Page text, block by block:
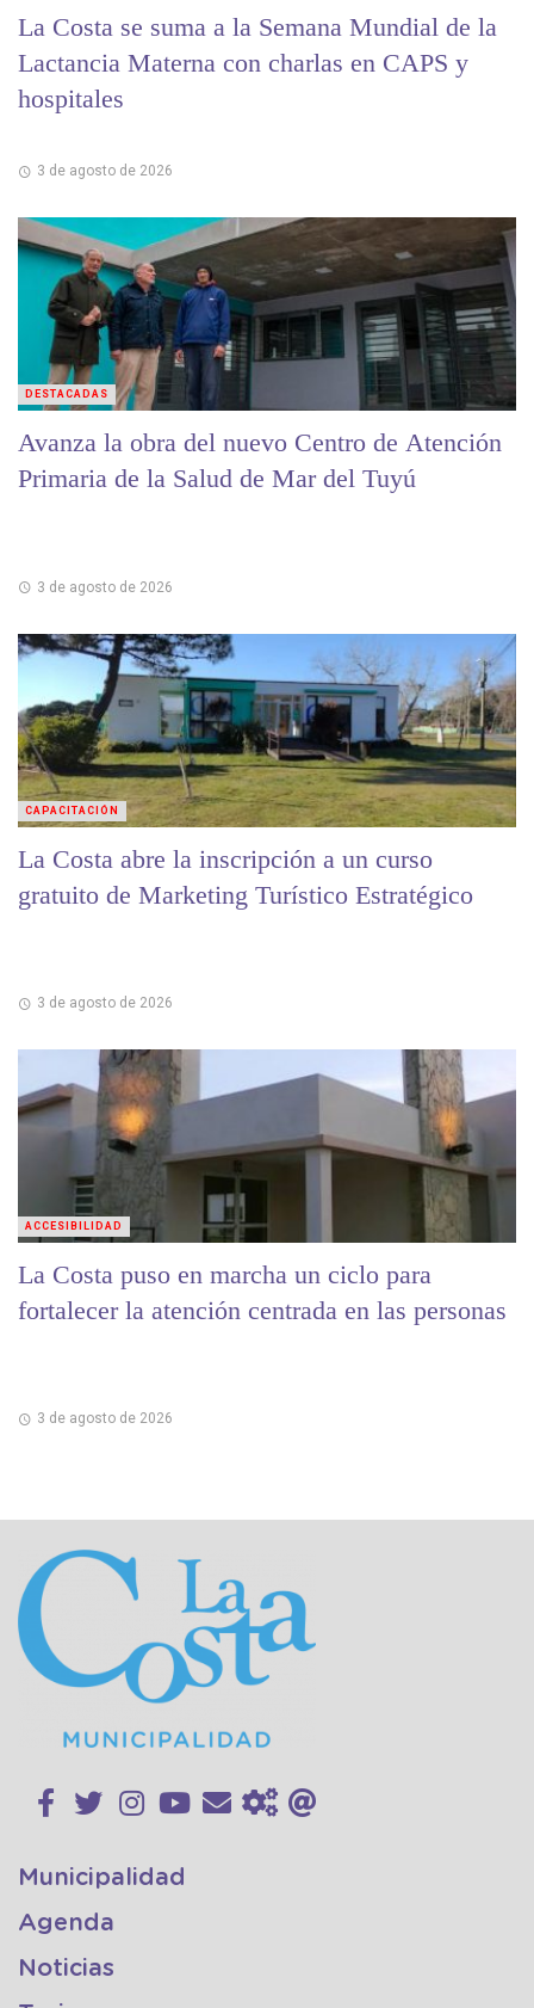
La Costa se suma a la Semana Mundial de la
Lactancia Materna con charlas en CAPS y
hospitales
3 de agosto de 2026
Avanza la obra del nuevo Centro de Atención
Primaria de la Salud de Mar del Tuyú
3 de agosto de 2026
DESTACADAS
La Costa abre la inscripción a un curso
gratuito de Marketing Turístico Estratégico
3 de agosto de 2026
CAPACITACIÓN
La Costa puso en marcha un ciclo para
fortalecer la atención centrada en las personas
3 de agosto de 2026
ACCESIBILIDAD
Municipalidad
Agenda
Noticias